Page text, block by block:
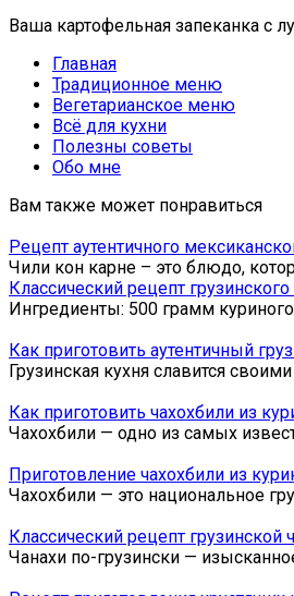
Ваша картофельная запеканка с
Главная
Традиционное меню
Вегетарианское меню
Всё для кухни
Полезны советы
Обо мне
Вам также может понравиться
Рецепт аутентичного
Чили кон карне – это блюдо,
Классический рецепт
Ингредиенты: 500 грамм
Как приготовить аутентичный
Грузинская кухня славится
Как приготовить чахохбили из
Чахохбили — одно из самых
Приготовление чахохбили из
Чахохбили — это национальное
Классический рецепт
Чанахи по-грузински —